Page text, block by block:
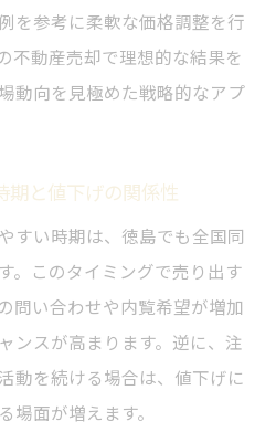
を参考に柔軟な価格調整を行
不動産売却で理想的な結果を
動向を見極めた戦略的なアプ
期と値下げの関係性
すい時期は、徳島でも全国同
。このタイミングで売り出す
問い合わせや内覧希望が増加
ンスが高まります。逆に、注
動を続ける場合は、値下げに
場面が増えます。